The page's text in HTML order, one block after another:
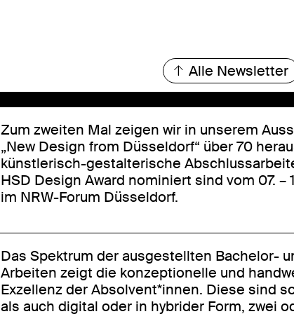
Alle Newsletter
Zum zweiten Mal zeigen wir in unserem
„New Design from Düsseldorf“ über 70
künstlerisch-gestalterische
HSD Design Award nominiert sind vom 07. –
im NRW-Forum Düsseldorf.
Das Spektrum der ausgestellten Bachelor-
Arbeiten zeigt die konzeptionelle und
Exzellenz der Absolvent*innen. Diese sind
als auch digital oder in hybrider Form, zwei